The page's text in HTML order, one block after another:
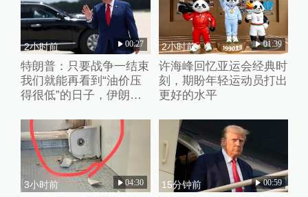
2小时前 00:27
特朗普：只要战争一结束
我们就能再看到“油价压
得很低”的日子，伊朗撑
2小时前 01:39
许海峰回忆亚运会经典时
刻，期盼年轻运动员打出
更好的水平
3小时前 04:30 15分钟前 00:59